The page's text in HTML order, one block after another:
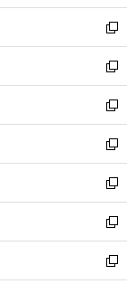
ウ
で
開
く
ン
ド
ウ
で
開
く
新
し
い
ウ
ィ
ン
ド
ウ
で
開
く
新
し
い
ウ
ィ
ン
ド
ウ
で
開
く
新
し
い
ウ
ィ
ン
ド
ウ
で
開
新
し
い
ウ
ィ
ン
ド
ウ
新
し
い
ウ
ィ
新
し
い
新